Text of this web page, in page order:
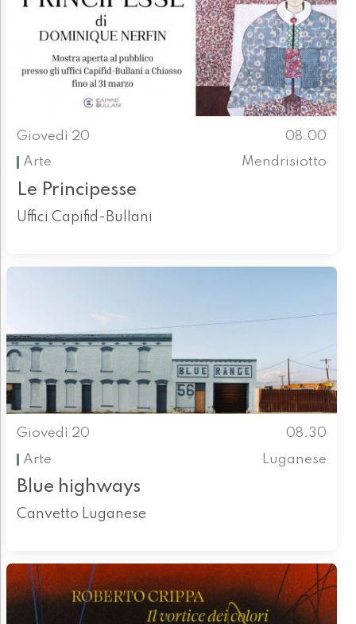
Giovedì 20
08.00
Arte
Mendrisiotto
Le Principesse
Uffici Capifid-Bullani
Giovedì 20
08.30
Arte
Luganese
Blue highways
Canvetto Luganese